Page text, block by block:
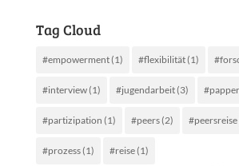
Tag Cloud
#empowerment(1) #flexibilität(1)
#interview(1) #jugendarbeit(3)
#partizipation (1) #peers(2) #peersreise
#prozess(1) #reise(1)